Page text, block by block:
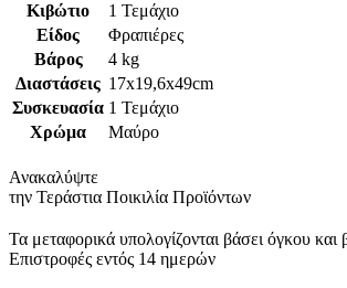
Κιβώτιο
1 Τεμάχιο
Είδος
Φραπιέρες
Βάρος
4 kg
Διαστάσεις 17x19,6x49cm
Συσκευασία 1 Τεμάχιο
Χρώμα
Μαύρο
Ανακαλύψτε
την Τεράστια Ποικιλία Προϊόντων
Τα μεταφορικά υπολογίζονται βάσει όγκου και
Επιστροφές εντός 14 ημερών